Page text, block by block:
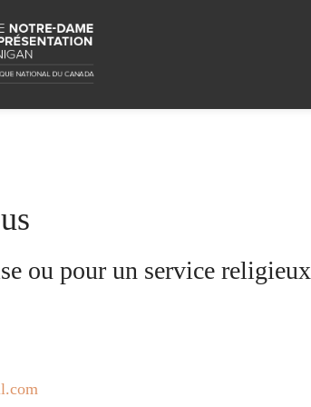
ou pour un service religieux